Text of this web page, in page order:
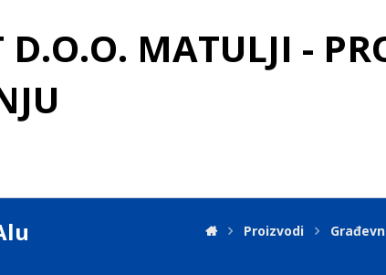
MATULJI -
Proizvodi